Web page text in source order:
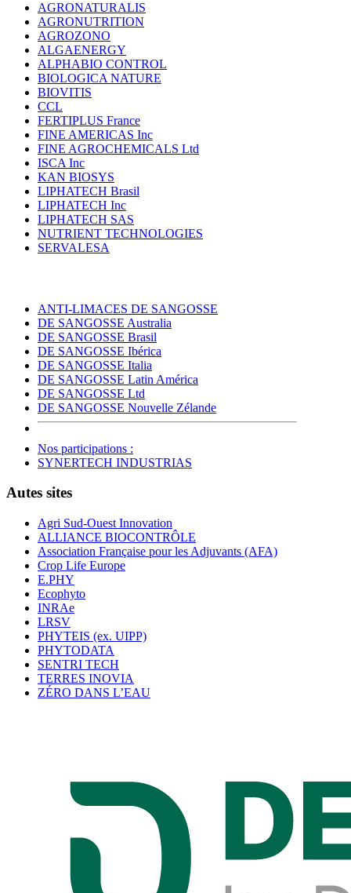
AGRONATURALIS
AGRONUTRITION
AGROZONO
ALGAENERGY
ALPHABIO CONTROL
BIOLOGICA NATURE
BIOVITIS
CCL
FERTIPLUS France
FINE AMERICAS Inc
FINE AGROCHEMICALS Ltd
ISCA Inc
KAN BIOSYS
LIPHATECH Brasil
LIPHATECH Inc
LIPHATECH SAS
NUTRIENT TECHNOLOGIES
SERVALESA
ANTI-LIMACES DE SANGOSSE
DE SANGOSSE Australia
DE SANGOSSE Brasil
DE SANGOSSE Ibérica
DE SANGOSSE Italia
DE SANGOSSE Latin América
DE SANGOSSE Ltd
DE SANGOSSE Nouvelle Zélande
Nos participations :
SYNERTECH INDUSTRIAS
Autes sites
Agri Sud-Ouest Innovation
ALLIANCE BIOCONTRÔLE
Association Française pour les Adjuvants (AFA)
Crop Life Europe
E.PHY
Ecophyto
INRAe
LRSV
PHYTEIS (ex. UIPP)
PHYTODATA
SENTRI TECH
TERRES INOVIA
ZÉRO DANS L’EAU